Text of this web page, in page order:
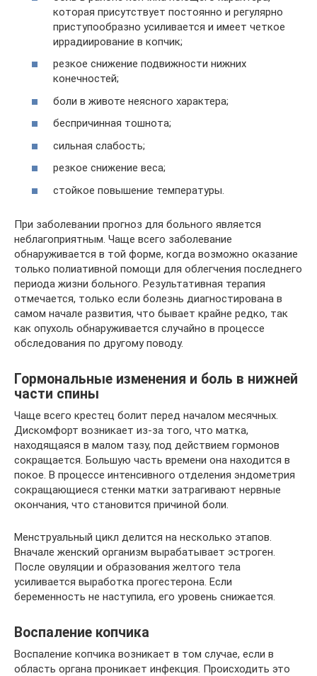
которая присутствует постоянно и регулярно
приступообразно усиливается и имеет четкое
иррадиирование в копчик;
резкое снижение подвижности нижних
конечностей;
боли в животе неясного характера;
беспричинная тошнота;
сильная слабость;
резкое снижение веса;
стойкое повышение температуры.
При заболевании прогноз для больного является
неблагоприятным. Чаще всего заболевание
обнаруживается в той форме, когда возможно оказание
только полиативной помощи для облегчения последнего
периода жизни больного. Результативная терапия
отмечается, только если болезнь диагностирована в
самом начале развития, что бывает крайне редко, так
как опухоль обнаруживается случайно в процессе
обследования по другому поводу.
Гормональные изменения и боль в нижней
части спины
Чаще всего крестец болит перед началом месячных.
Дискомфорт возникает из-за того, что матка,
находящаяся в малом тазу, под действием гормонов
сокращается. Большую часть времени она находится в
покое. В процессе интенсивного отделения эндометрия
сокращающиеся стенки матки затрагивают нервные
окончания, что становится причиной боли.
Менструальный цикл делится на несколько этапов.
Вначале женский организм вырабатывает эстроген.
После овуляции и образования желтого тела
усиливается выработка прогестерона. Если
беременность не наступила, его уровень снижается.
Воспаление копчика
Воспаление копчика возникает в том случае, если в
область органа проникает инфекция. Происходить это